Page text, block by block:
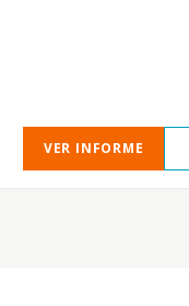
VER INFORME